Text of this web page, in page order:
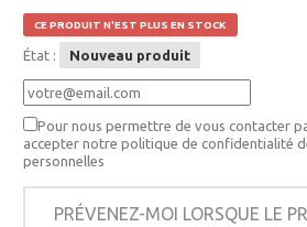
CE PRODUIT N'EST PLUS EN STOCK
État : Nouveau produit
Pour nous permettre de vous contacter
accepter notre politique de confidentialité
personnelles
PRÉVENEZ-MOI LORSQUE LE